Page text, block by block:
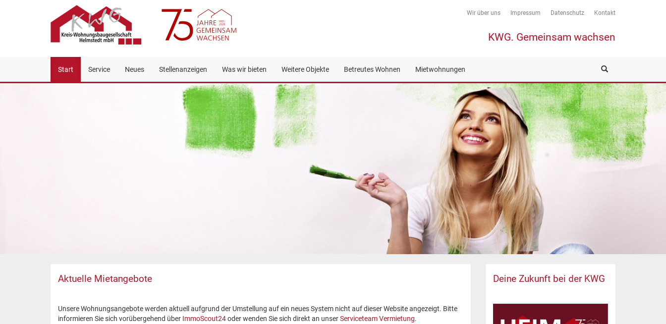
Kontakt
Datenschutz
Impressum
Wir über uns
KWG. Gemeinsam wachsen
Start Service Neues Stellenanzeigen Was wir bieten Weitere Objekte Betreutes Wohnen Mietwohnungen
Aktuelle Mietangebote
Unsere Wohnungsangebote werden aktuell aufgrund der Umstellung auf ein neues System nicht auf dieser Website angezeigt. Bitte
informieren Sie sich vorübergehend über ImmoScout24oder wenden Sie sich direkt an unserServiceteam Vermietung.
Deine Zukunft bei der KWG